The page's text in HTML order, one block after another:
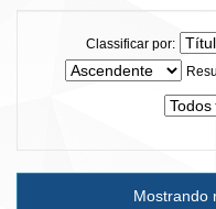
Classificar por:
Mostrando